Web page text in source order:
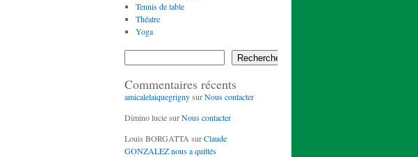
Tennis de table
Théatre
Yoga
Rechercher
Commentaires récents
amicalelaiquegrignysurNous contacter
Dimino luciesurNous contacter
Louis BORGATTA surClaude
GONZALEZ nous a quittés